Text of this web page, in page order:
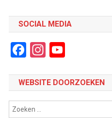
SOCIAL MEDIA
Facebook
Instagram
WEBSITE DOORZOEKEN